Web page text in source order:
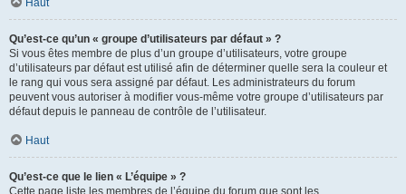
Haut
Qu’est-ce qu’un « groupe d’utilisateurs par défaut » ?
Si vous êtes membre de plus d’un groupe d’utilisateurs, votre groupe
d’utilisateurs par défaut est utilisé afin de déterminer quelle sera la couleur et
le rang qui vous sera assigné par défaut. Les administrateurs du forum
peuvent vous autoriser à modifier vous-même votre groupe d’utilisateurs par
défaut depuis le panneau de contrôle de l’utilisateur.
Haut
Qu’est-ce que le lien « L’équipe » ?
Cette page liste les membres de l’équipe du forum que sont les